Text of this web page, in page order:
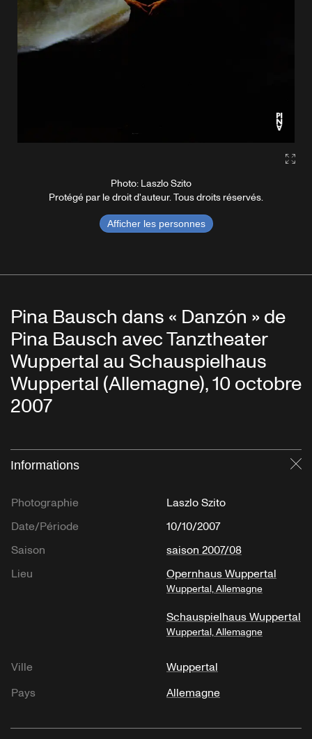
Photo: Laszlo Szito
Protégé par le droit d'auteur. Tous droits réservés.
Afficher les personnes
Pina Bausch dans « Danzón » de
Pina Bausch avec Tanztheater
Wuppertal au Schauspielhaus
Wuppertal (Allemagne), 10 octobre
2007
Informations
Photographie
Laszlo Szito
Date/Période
10/10/2007
Saison
saison 2007/08
Lieu
Opernhaus Wuppertal
Wuppertal, Allemagne
Schauspielhaus Wuppertal
Wuppertal, Allemagne
Ville
Wuppertal
Pays
Allemagne